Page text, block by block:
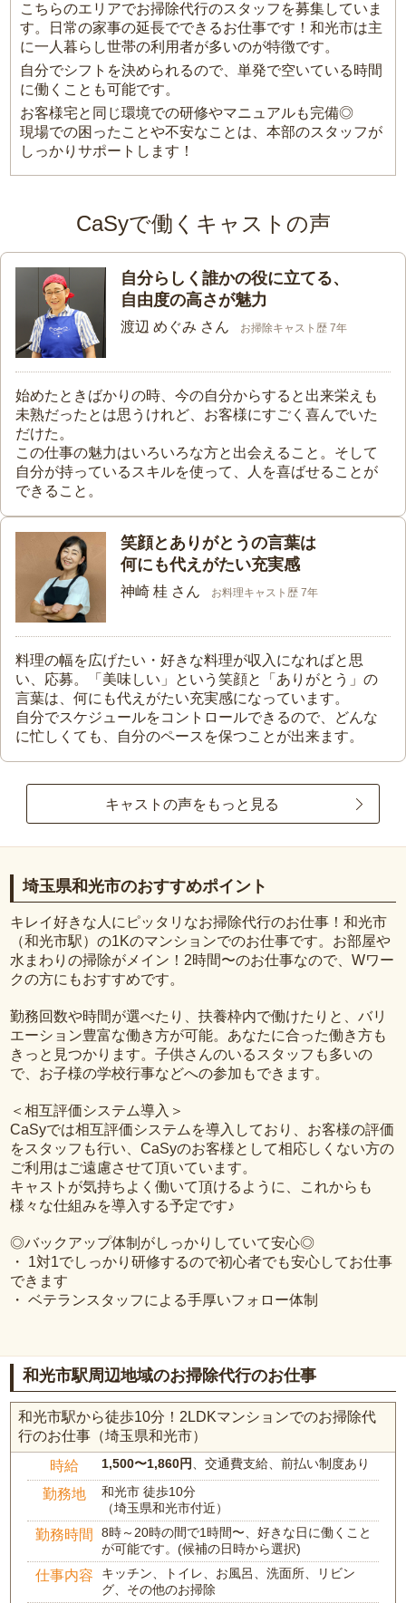
こちらのエリアでお掃除代行のスタッフを募集していま
す。日常の家事の延長でできるお仕事です！和光市は主
に一人暮らし世帯の利用者が多いのが特徴です。
自分でシフトを決められるので、単発で空いている時間
に働くことも可能です。
お客様宅と同じ環境での研修やマニュアルも完備◎
現場での困ったことや不安なことは、本部のスタッフが
しっかりサポートします！
CaSyで働くキャストの声
自分らしく誰かの役に立てる、
自由度の高さが魅力
渡辺 めぐみ さん お掃除キャスト歴 7年
始めたときばかりの時、今の自分からすると出来栄えも
未熟だったとは思うけれど、お客様にすごく喜んでいた
だけた。
この仕事の魅力はいろいろな方と出会えること。そして
自分が持っているスキルを使って、人を喜ばせることが
できること。
笑顔とありがとうの言葉は
何にも代えがたい充実感
神崎 桂 さん お料理キャスト歴 7年
料理の幅を広げたい・好きな料理が収入になればと思
い、応募。「美味しい」という笑顔と「ありがとう」の
言葉は、何にも代えがたい充実感になっています。
自分でスケジュールをコントロールできるので、どんな
に忙しくても、自分のペースを保つことが出来ます。
キャストの声をもっと見る
埼玉県和光市のおすすめポイント
キレイ好きな人にピッタリなお掃除代行のお仕事！和光市
（和光市駅）の1Kのマンションでのお仕事です。お部屋や
水まわりの掃除がメイン！2時間〜のお仕事なので、Wワー
クの方にもおすすめです。
勤務回数や時間が選べたり、扶養枠内で働けたりと、バリ
エーション豊富な働き方が可能。あなたに合った働き方も
きっと見つかります。子供さんのいるスタッフも多いの
で、お子様の学校行事などへの参加もできます。
＜相互評価システム導入＞
CaSyでは相互評価システムを導入しており、お客様の評価
をスタッフも行い、CaSyのお客様として相応しくない方の
ご利用はご遠慮させて頂いています。
キャストが気持ちよく働いて頂けるように、これからも
様々な仕組みを導入する予定です♪
◎バックアップ体制がしっかりしていて安心◎
・ 1対1でしっかり研修するので初心者でも安心してお仕事
できます
・ ベテランスタッフによる手厚いフォロー体制
和光市駅周辺地域のお掃除代行のお仕事
和光市駅から徒歩10分！2LDKマンションでのお掃除代
行のお仕事（埼玉県和光市）
時給 1,500〜1,860円、交通費支給、前払い制度あり
勤務地
和光市 徒歩10分
（埼玉県和光市付近）
勤務時間
8時～20時の間で1時間〜、好きな日に働くこと
が可能です。(候補の日時から選択)
仕事内容
キッチン、トイレ、お風呂、洗面所、リビン
グ、その他のお掃除